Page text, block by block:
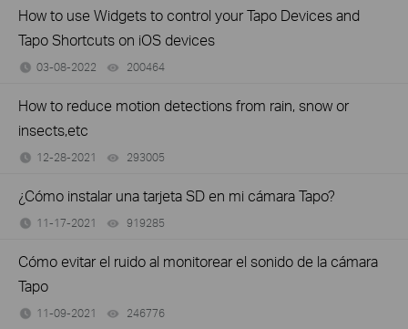
How to use Widgets to control your Tapo Devices and
Tapo Shortcuts on iOS devices
03-08-2022 200464
How to reduce motion detections from rain, snow or
insects,etc
12-28-2021 293005
¿Cómo instalar una tarjeta SD en mi cámara Tapo?
11-17-2021 919285
Cómo evitar el ruido al monitorear el sonido de la cámara
Tapo
11-09-2021 246776